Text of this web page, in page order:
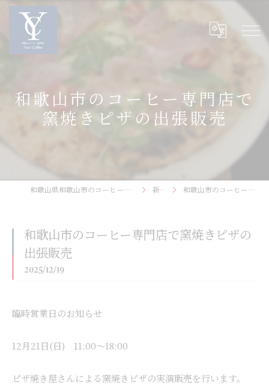
和歌山市のコーヒー専門店で
窯焼きピザの出張販売
和歌山県和歌山市のコーヒーなら和歌山コーヒー焙煎所〜Your Coffee〜 新着情報 和歌山市のコーヒー専門店で窯焼きピザの出張販売
和歌山市のコーヒー専門店で窯焼きピザの
出張販売
2025/12/19
臨時営業日のお知らせ
12月21日(日) 11:00〜18:00
ピザ焼き屋さんによる窯焼きピザの実演販売を行います。